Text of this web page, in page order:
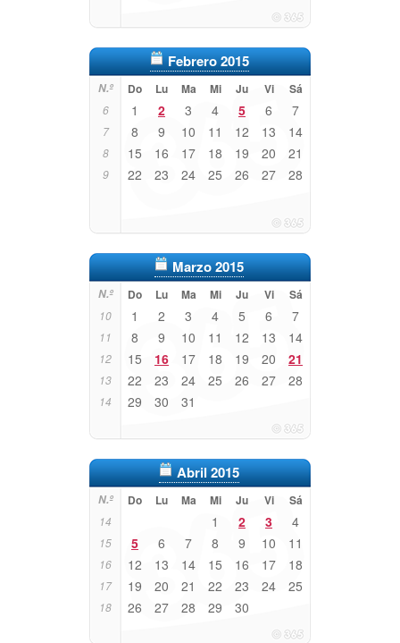
Febrero 2015
N.º Do Lu Ma Mi Ju Vi Sá
6 1 2 3 4 5 6 7
7 8 9 10 11 12 13 14
8 15 16 17 18 19 20 21
9 22 23 24 25 26 27 28
Marzo 2015
N.º Do Lu Ma Mi Ju Vi Sá
10 1 2 3 4 5 6 7
11 8 9 10 11 12 13 14
12 15 16 17 18 19 20 21
13 22 23 24 25 26 27 28
14 29 30 31
Abril 2015
N.º Do Lu Ma Mi Ju Vi Sá
14 1 2 3 4
15 5 6 7 8 9 10 11
16 12 13 14 15 16 17 18
17 19 20 21 22 23 24 25
18 26 27 28 29 30